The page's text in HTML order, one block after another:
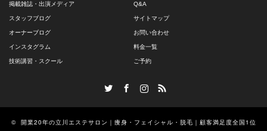
掲載雑誌・出演メディア
スタッフブログ
オーナーブログ
インスタグラム
技術講習・スクール
Q&A
サイトマップ
お問い合わせ
料金一覧
ご予約
RSS
© 開業20年の立川エステサロン｜痩身・フェイシャル・脱毛｜顧客満足度全国1位